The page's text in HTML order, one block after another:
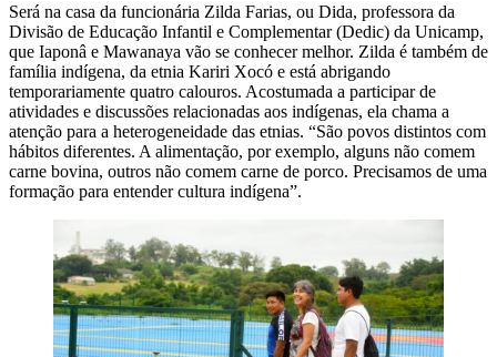
Será na casa da funcionária Zilda Farias, ou Dida, professora da
Divisão de Educação Infantil e Complementar (Dedic) da Unicamp,
que Iaponâ e Mawanaya vão se conhecer melhor. Zilda é também de
família indígena, da etnia Kariri Xocó e está abrigando
temporariamente quatro calouros. Acostumada a participar de
atividades e discussões relacionadas aos indígenas, ela chama a
atenção para a heterogeneidade das etnias. “São povos distintos com
hábitos diferentes. A alimentação, por exemplo, alguns não comem
carne bovina, outros não comem carne de porco. Precisamos de uma
formação para entender cultura indígena”.